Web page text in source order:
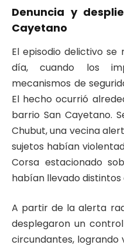
Denuncia y
Cayetano
El episodio delictivo
día, cuando los
mecanismos de
El hecho ocurrió
barrio San Cayetano.
Chubut, una vecina
sujetos habían
Corsa estacionado
habían llevado distintos
A partir de la alerta
desplegaron un
circundantes, logrando